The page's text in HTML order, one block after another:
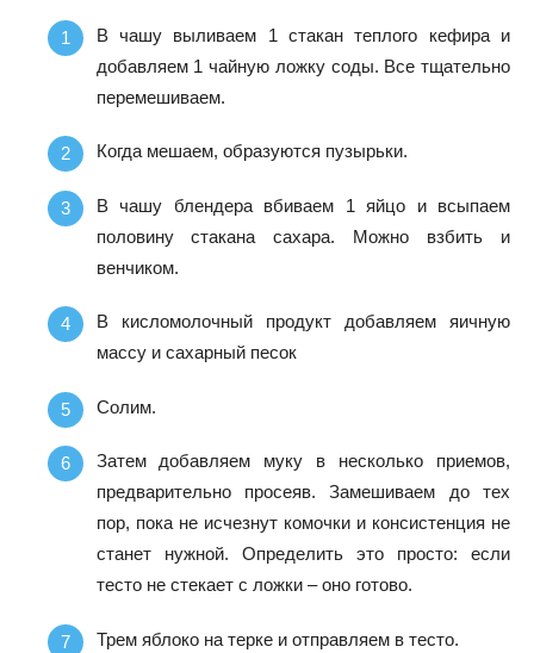
В чашу выливаем 1 стакан теплого кефира и
добавляем 1 чайную ложку соды. Все тщательно
перемешиваем.
Когда мешаем, образуются пузырьки.
В чашу блендера вбиваем 1 яйцо и всыпаем
половину стакана сахара. Можно взбить и
венчиком.
В кисломолочный продукт добавляем яичную
массу и сахарный песок
Солим.
Затем добавляем муку в несколько приемов,
предварительно просеяв. Замешиваем до тех
пор, пока не исчезнут комочки и консистенция не
станет нужной. Определить это просто: если
тесто не стекает с ложки – оно готово.
Трем яблоко на терке и отправляем в тесто.